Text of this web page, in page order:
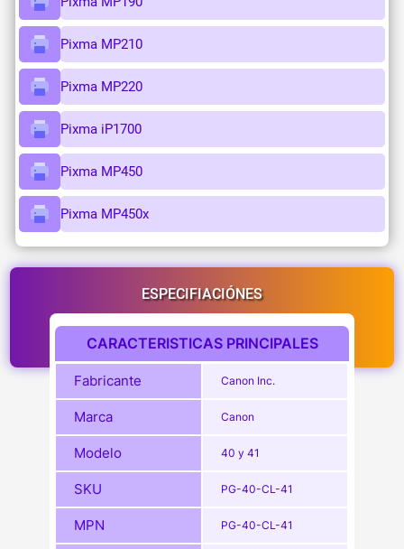
Pixma MP210
Pixma MP220
Pixma iP1700
Pixma MP450
Pixma MP450x
ESPECIFIACIÓNES
CARACTERISTICAS PRINCIPALES
Fabricante Canon Inc.
Marca Canon
Modelo 40 y 41
SKU PG-40-CL-41
MPN PG-40-CL-41